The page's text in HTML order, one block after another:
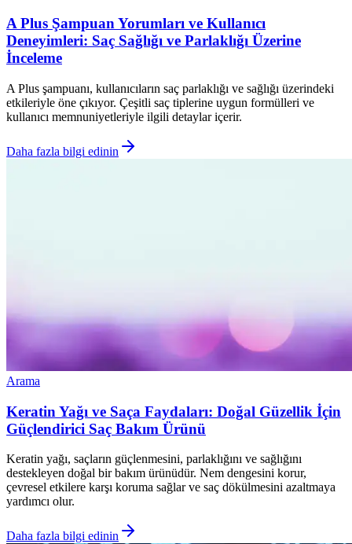
A Plus Şampuan Yorumları ve Kullanıcı
Deneyimleri: Saç Sağlığı ve Parlaklığı Üzerine
İnceleme
A Plus şampuanı, kullanıcıların saç parlaklığı ve sağlığı üzerindeki
etkileriyle öne çıkıyor. Çeşitli saç tiplerine uygun formülleri ve
kullanıcı memnuniyetleriyle ilgili detaylar içerir.
Daha fazla bilgi edinin
Arama
Keratin Yağı ve Saça Faydaları: Doğal Güzellik İçin
Güçlendirici Saç Bakım Ürünü
Keratin yağı, saçların güçlenmesini, parlaklığını ve sağlığını
destekleyen doğal bir bakım ürünüdür. Nem dengesini korur,
çevresel etkilere karşı koruma sağlar ve saç dökülmesini azaltmaya
yardımcı olur.
Daha fazla bilgi edinin